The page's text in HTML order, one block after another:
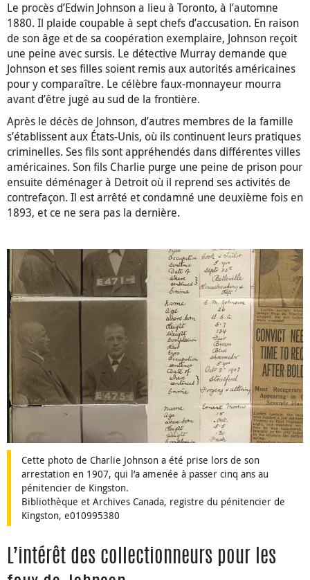
Le procès d’Edwin Johnson a lieu à Toronto, à l’automne
1880. Il plaide coupable à sept chefs d’accusation. En raison
de son âge et de sa coopération exemplaire, Johnson reçoit
une peine avec sursis. Le détective Murray demande que
Johnson et ses filles soient remis aux autorités américaines
pour y comparaître. Le célèbre faux-monnayeur mourra
avant d’être jugé au sud de la frontière.
Après le décès de Johnson, d’autres membres de la famille
s’établissent aux États-Unis, où ils continuent leurs pratiques
criminelles. Ses fils sont appréhendés dans différentes villes
américaines. Son fils Charlie purge une peine de prison pour
ensuite déménager à Detroit où il reprend ses activités de
contrefaçon. Il est arrêté et condamné une deuxième fois en
1893, et ce ne sera pas la dernière.
Cette photo de Charlie Johnson a été prise lors de son
arrestation en 1907, qui l’a amenée à passer cinq ans au
pénitencier de Kingston.
Bibliothèque et Archives Canada, registre du pénitencier de
Kingston, e010995380
L’intérêt des collectionneurs pour les